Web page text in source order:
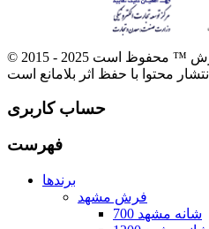
© 2015 - 2025 تمام حقوق برای فروشگاه ایفرش ™ محفوظ است
حساب کاربری
فهرست
برندها
فرش مشهد
700 شانه مشهد